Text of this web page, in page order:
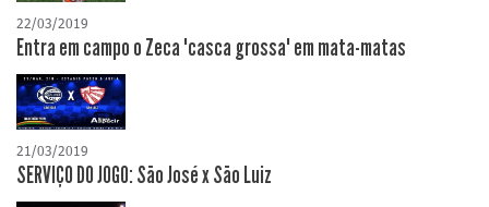
22/03/2019
Entra em campo o Zeca "casca grossa" em mata-matas
21/03/2019
SERVIÇO DO JOGO: São José x São Luiz